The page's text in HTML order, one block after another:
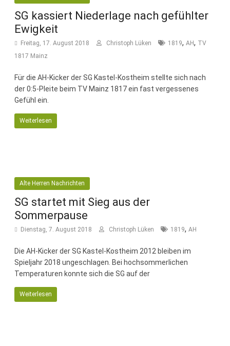
SG kassiert Niederlage nach gefühlter
Ewigkeit
Freitag, 17. August 2018 Christoph Lüken 1819,AH, TV
1817 Mainz
Für die AH-Kicker der SG Kastel-Kostheim stellte sich nach
der 0:5-Pleite beim TV Mainz 1817 ein fast vergessenes
Gefühl ein.
Weiterlesen
Alte Herren Nachrichten
SG startet mit Sieg aus der
Sommerpause
Dienstag, 7. August 2018 Christoph Lüken 1819,AH
Die AH-Kicker der SG Kastel-Kostheim 2012 bleiben im
Spieljahr 2018 ungeschlagen. Bei hochsommerlichen
Temperaturen konnte sich die SG auf der
Weiterlesen